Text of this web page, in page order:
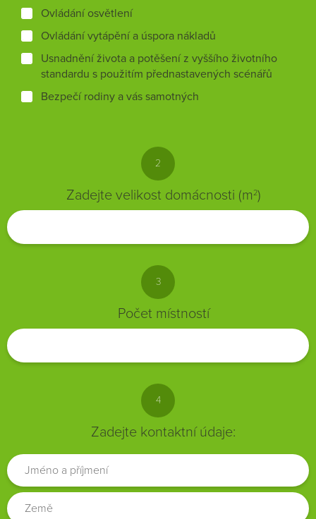
Ovládání osvětlení
Ovládání vytápění a úspora nákladů
Usnadnění života a potěšení z vyššího životního
standardu s použitím přednastavených scénářů
Bezpečí rodiny a vás samotných
2
Zadejte velikost domácnosti (m2)
3
Počet místností
4
Zadejte kontaktní údaje: